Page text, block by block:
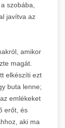
szobába,
javítva az
amikor
magát.
elkészíti ezt
buta lenne;
emlékeket
erőt, és
aki ma